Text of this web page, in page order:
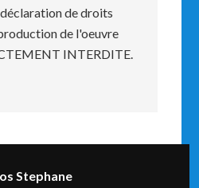
de droits
de l'oeuvre
INTERDITE.
Stephane